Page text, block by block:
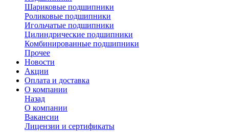
Шариковые подшипники
Роликовые подшипники
Игольчатые подшипники
Цилиндрические подшипники
Комбинированные подшипники
Прочее
Новости
Акции
Оплата и доставка
О компании
Назад
О компании
Вакансии
Лицензии и сертификаты